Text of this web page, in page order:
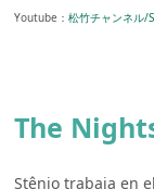
Youtube：松竹チャンネル/
The
Stênio trabaja en